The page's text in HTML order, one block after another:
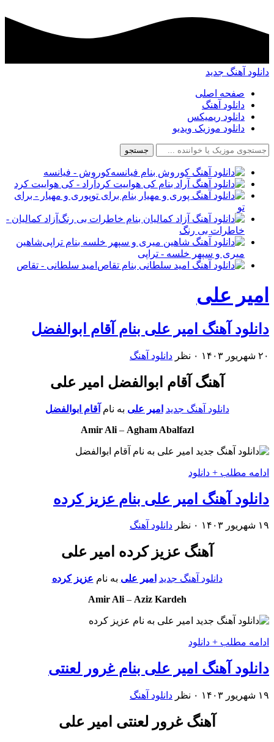
دانلود آهنگ جدید
صفحه اصلی
دانلود آهنگ
دانلود ریمیکس
دانلود موزیک ویدیو
جستجو
کوروش - فیانسه
آراد - کی هواییت کرد
پوری و مهیار - برای
تو
آزاد کمالیان -
خاطرات بی رنگ
شاهین
میری و سپهر خلسه - تراپی
امید سلطانی - تقاص
امیر علی
دانلود آهنگ امیر علی بنام آقام ابوالفضل
۲۰ شهریور ۱۴۰۳ ۰ نظر دانلود آهنگ
آهنگ آقام ابوالفضل امیر علی
دانلود آهنگ جدید امیر علی به نام آقام ابوالفضل
Amir Ali– Agham Abalfazl
ادامه مطلب + دانلود
دانلود آهنگ امیر علی بنام عزیز کرده
۱۹ شهریور ۱۴۰۳ ۰ نظر دانلود آهنگ
آهنگ عزیز کرده امیر علی
دانلود آهنگ جدید امیر علی به نام عزیز کرده
Amir Ali– Aziz Kardeh
ادامه مطلب + دانلود
دانلود آهنگ امیر علی بنام غرور لعنتی
۱۹ شهریور ۱۴۰۳ ۰ نظر دانلود آهنگ
آهنگ غرور لعنتی امیر علی